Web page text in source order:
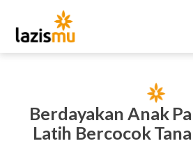
Berdayakan Anak
Latih Bercocok